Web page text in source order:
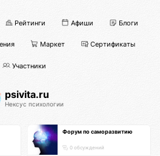
Рейтинги Афиши Блоги
Маркет Сертификаты
Участники
psivita.ru
Нексус психологии
Форум по саморазвитию
0 обсуждений